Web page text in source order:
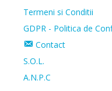
Termeni si Conditii
GDPR - Politica de
Contact
S.O.L.
A.N.P.C